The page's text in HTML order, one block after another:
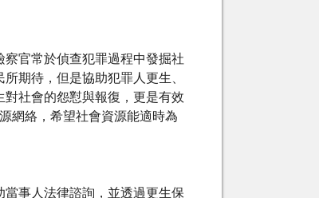
官常於偵查犯罪過程中發掘社
期待，但是協助犯罪人更生、
社會的怨懟與報復，更是有效
網絡，希望社會資源能適時為
事人法律諮詢，並透過更生保